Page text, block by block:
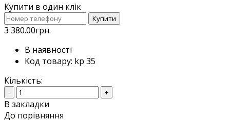
Купити в один клік
Купити
3 380.00грн.
В наявності
Код товару: kp 35
Кількість:
- +
В закладки
До порівняння